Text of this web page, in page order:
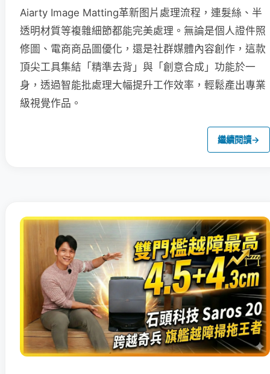
Aiarty Image Matting革新图片處理流程，連髮絲、半
透明材質等複雜細節都能完美處理。無論是個人證件照
修圖、電商商品圖優化，還是社群媒體內容創作，這款
頂尖工具集結「精準去背」與「創意合成」功能於一
身，透過智能批處理大幅提升工作效率，輕鬆產出專業
級視覺作品。
繼續閱讀→